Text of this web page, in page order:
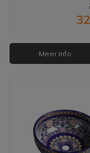
Meer info